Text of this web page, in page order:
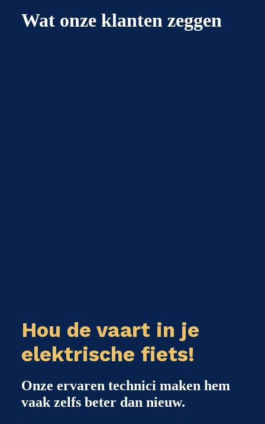
Wat onze klanten zeggen
Hou de vaart in je
elektrische fiets!
Onze ervaren technici maken hem
vaak zelfs beter dan nieuw.